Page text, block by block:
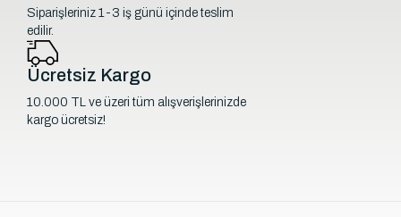
Siparişleriniz 1-3 iş günü içinde teslim
edilir.
Ücretsiz Kargo
10.000 TL ve üzeri tüm alışverişlerinizde
kargo ücretsiz!